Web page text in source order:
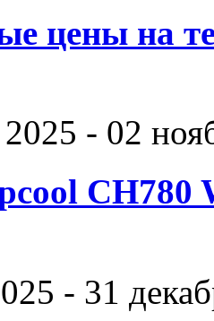
цены на
2025 - 02
CH780
- 31